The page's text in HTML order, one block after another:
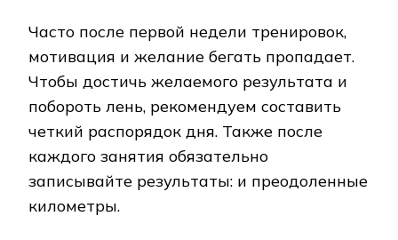
Часто после первой недели тренировок,
мотивация и желание бегать пропадает.
Чтобы достичь желаемого результата и
побороть лень, рекомендуем составить
четкий распорядок дня. Также после
каждого занятия обязательно
записывайте результаты: и преодоленные
километры.